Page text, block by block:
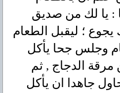
: يا لك من صديق
؛ ليقبل الطعام
وجلس جحا يأكل
الدجاج , ثم
جاهدا ان يأكل